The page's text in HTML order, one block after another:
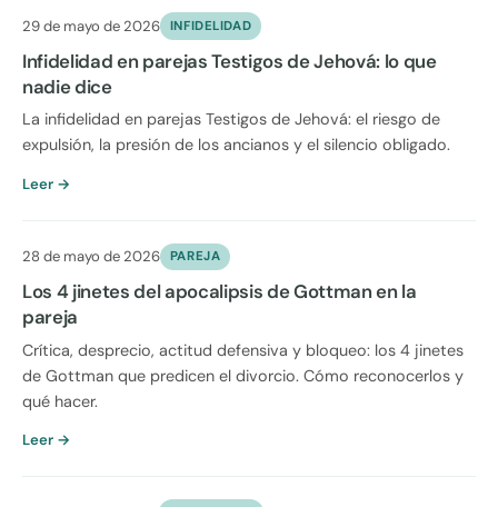
29 de mayo de 2026 INFIDELIDAD
Infidelidad en parejas Testigos de Jehová: lo que
nadie dice
La infidelidad en parejas Testigos de Jehová: el riesgo de
expulsión, la presión de los ancianos y el silencio obligado.
Leer →
28 de mayo de 2026 PAREJA
Los 4 jinetes del apocalipsis de Gottman en la
pareja
Crítica, desprecio, actitud defensiva y bloqueo: los 4 jinetes
de Gottman que predicen el divorcio. Cómo reconocerlos y
qué hacer.
Leer →